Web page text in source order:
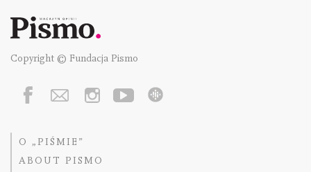
Copyright © Fundacja Pismo
O „PIŚMIE”
ABOUT PISMO